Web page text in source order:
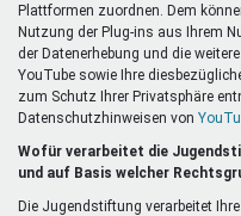
Plattformen zuordnen. Dem
Nutzung der Plug-ins aus Ihrem
der Datenerhebung und die
YouTube sowie Ihre
zum Schutz Ihrer Privatsphäre
Datenschutzhinweisen von
Wofür verarbeitet die
und auf Basis welcher
Die Jugendstiftung verarbeitet